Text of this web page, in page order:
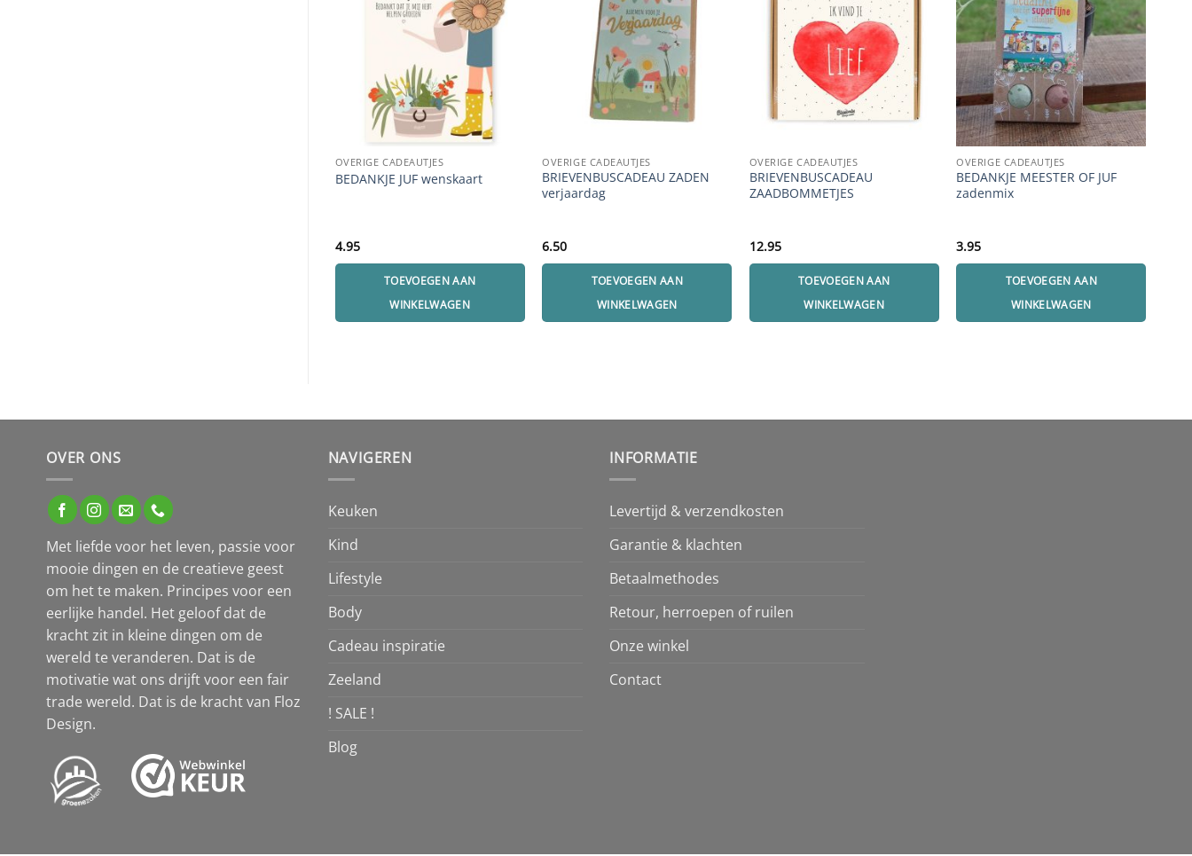
OVERIGE CADEAUTJES
BEDANKJE JUF wenskaart
4.95
TOEVOEGEN AAN
WINKELWAGEN
OVERIGE CADEAUTJES
BRIEVENBUSCADEAU ZADEN
verjaardag
6.50
TOEVOEGEN AAN
WINKELWAGEN
OVERIGE CADEAUTJES
BRIEVENBUSCADEAU
ZAADBOMMETJES
12.95
TOEVOEGEN AAN
WINKELWAGEN
OVERIGE CADEAUTJES
BEDANKJE MEESTER OF JUF
zadenmix
3.95
TOEVOEGEN AAN
WINKELWAGEN
OVER ONS
Met liefde voor het leven, passie voor
mooie dingen en de creatieve geest
om het te maken. Principes voor een
eerlijke handel. Het geloof dat de
kracht zit in kleine dingen om de
wereld te veranderen. Dat is de
motivatie wat ons drijft voor een fair
trade wereld. Dat is de kracht van Floz
Design.
NAVIGEREN
Keuken
Kind
Lifestyle
Body
Cadeau inspiratie
Zeeland
! SALE !
Blog
INFORMATIE
Levertijd & verzendkosten
Garantie & klachten
Betaalmethodes
Retour, herroepen of ruilen
Onze winkel
Contact